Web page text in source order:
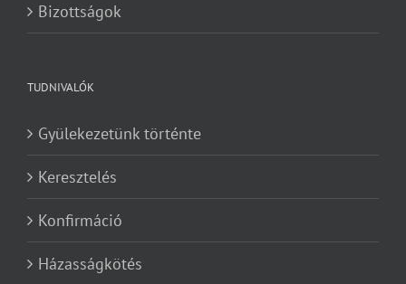
Bizottságok
TUDNIVALÓK
Gyülekezetünk történte
Keresztelés
Konfirmáció
Házasságkötés